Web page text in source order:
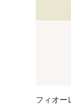
フィオー